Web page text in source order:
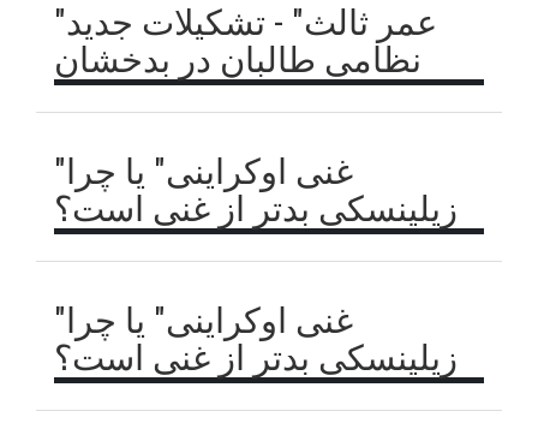
"عمر ثالث" - تشکیلات جدید
نظامی طالبان در بدخشان
"غنی اوکراینی" یا چرا
زیلینسکی بدتر از غنی است؟
"غنی اوکراینی" یا چرا
زیلینسکی بدتر از غنی است؟